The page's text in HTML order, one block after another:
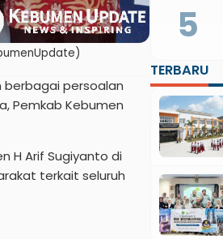
berbagai persoalan
Pemkab Kebumen
H Arif Sugiyanto di
terkait seluruh
TERBARU